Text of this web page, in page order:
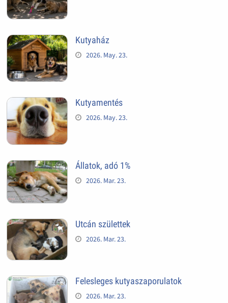
Kutyaház
2026. May. 23.
Kutyamentés
2026. May. 23.
Állatok, adó 1%
2026. Mar. 23.
Utcán születtek
2026. Mar. 23.
Felesleges kutyaszaporulatok
2026. Mar. 23.